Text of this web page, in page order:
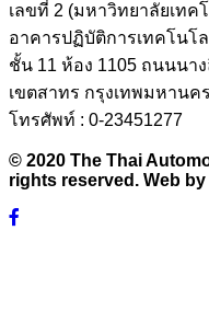
เลขที่ 2 (มหาวิทยาลัยเทค
อาคารปฏิบัติการเทคโนโ
ชั้น 11 ห้อง 1105 ถนนนา
เขตสาทร กรุงเทพมหานค
โทรศัพท์ : 0-23451277
© 2020 The Thai
rights reserved. Web by